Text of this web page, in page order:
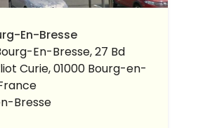
En-Bresse
En-Bresse, 27 Bd
Curie, 01000 Bourg-en-
Bresse